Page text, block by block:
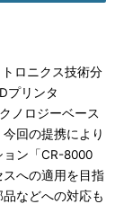
ロニクス技術分
プリンタ
ノロジーベース
回の提携により
ョン「CR-8000
への適用を目指
などへの対応も